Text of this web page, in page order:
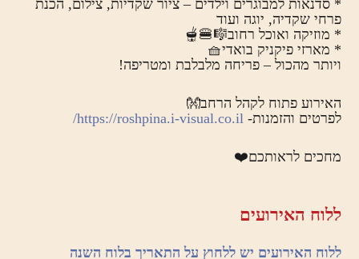
* סדנאות למבוגרים וילדים – ציור שקדיות, צילום, הכנת
פרחי שקדיה, יוגה ועוד
* מוזיקה ואוכל רחוב🎼🍔🫕
* מארזי פיקניק בואדי🧺
ויותר מהכול – פריחה מלבלבת ומטריפה!
האירוע פתוח לקהל הרחב👐
לפרטים והזמנות- https://roshpina.i-visual.co.il/
מחכים לראותכם❤️
ללוח האירועים
ללוח האירועים יש ללחוץ על התאריך בלוח השנה